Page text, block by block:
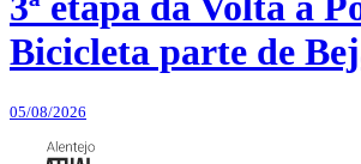
Bicicleta parte de
05/08/2026